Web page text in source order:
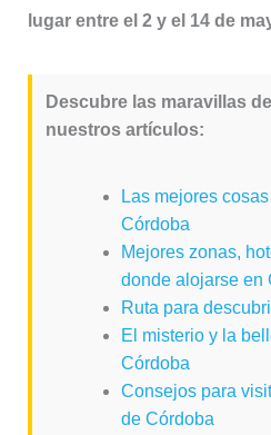
lugar entre el 2 y el 14 de
Descubre las maravillas
nuestros artículos:
Las mejores
Córdoba
Mejores zonas,
donde alojarse en
Ruta para
El misterio y la
Córdoba
Consejos para
de Córdoba